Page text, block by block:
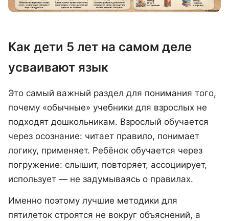
Как дети 5 лет на самом деле
усваивают язык
Это самый важный раздел для понимания того,
почему «обычные» учебники для взрослых не
подходят дошкольникам. Взрослый обучается
через осознание: читает правило, понимает
логику, применяет. Ребёнок обучается через
погружение: слышит, повторяет, ассоциирует,
использует — не задумываясь о правилах.
Именно поэтому лучшие методики для
пятилеток строятся не вокруг объяснений, а